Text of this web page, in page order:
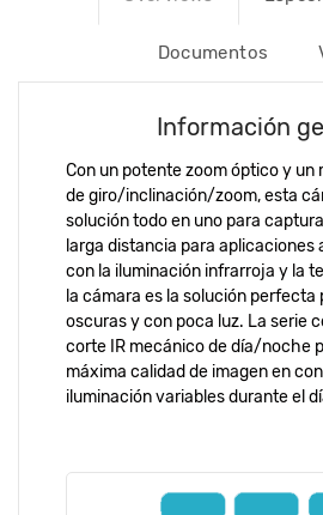
Documentos
Información
Con un potente zoom óptico y un
de giro/inclinación/zoom, esta
solución todo en uno para
larga distancia para aplicaciones
con la iluminación infrarroja y la
la cámara es la solución
oscuras y con poca luz. La serie
corte IR mecánico de día/noche
máxima calidad de imagen en
iluminación variables durante el